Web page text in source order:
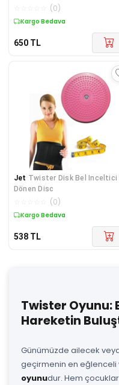
Spor ve Aleti Egzersiz Seti
(0)
Kargo Bedava
650 TL
Jet Twister Disk Bel Inceltici
Dönen Disc
(0)
Kargo Bedava
538 TL
Twister Oyunu:
Hareketin
Günümüzde ailecek
geçirmenin en eğlenceli
oyunudur. Hem